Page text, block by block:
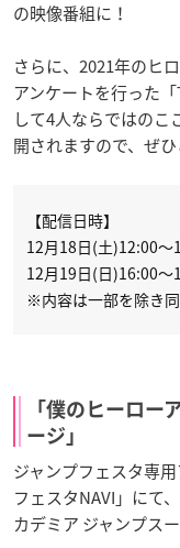
の映像番組に！
さらに、2021年のヒ
アンケートを行った
して4人ならではの
開されますので、ぜ
【配信日時】
12月18日(土)12:00～
12月19日(日)16:00～
※内容は一部を除き
「僕のヒーロー
ージ」
ジャンプフェスタ専
フェスタNAVI」にて
カデミア ジャンプス